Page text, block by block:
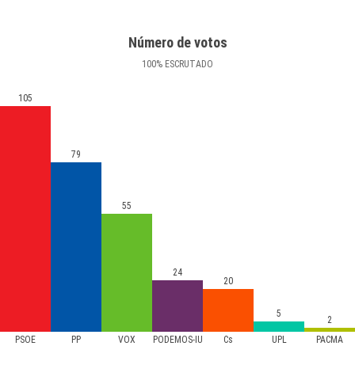
Número de votos
100% ESCRUTADO
PSOE PP VOX PODEMOS-IU Cs UPL PACMA
105
79
55
24
20
5
2